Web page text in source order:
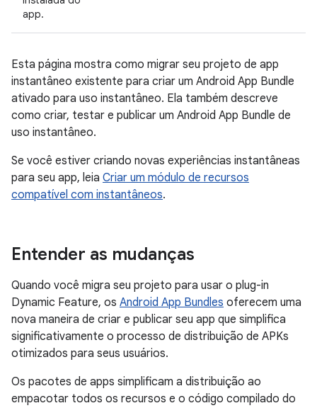
app.
Esta página mostra como migrar seu projeto de app
instantâneo existente para criar um Android App Bundle
ativado para uso instantâneo. Ela também descreve
como criar, testar e publicar um Android App Bundle de
uso instantâneo.
Se você estiver criando novas experiências instantâneas
para seu app, leia Criar um módulo de recursos
compatível com instantâneos.
Entender as mudanças
Quando você migra seu projeto para usar o plug-in
Dynamic Feature, os Android App Bundles oferecem uma
nova maneira de criar e publicar seu app que simplifica
significativamente o processo de distribuição de APKs
otimizados para seus usuários.
Os pacotes de apps simplificam a distribuição ao
empacotar todos os recursos e o código compilado do